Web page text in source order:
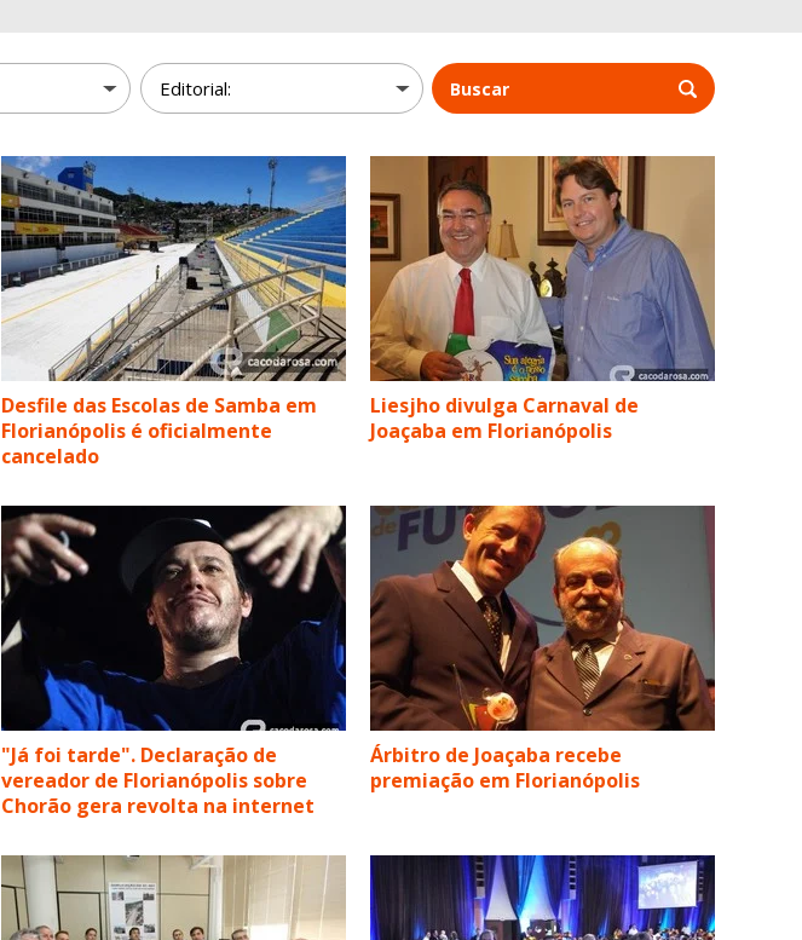
Buscar
Desfile das Escolas de Samba em
Florianópolis é oficialmente
cancelado
Liesjho divulga Carnaval de
Joaçaba em Florianópolis
"Já foi tarde". Declaração de
vereador de Florianópolis sobre
Chorão gera revolta na internet
Árbitro de Joaçaba recebe
premiação em Florianópolis